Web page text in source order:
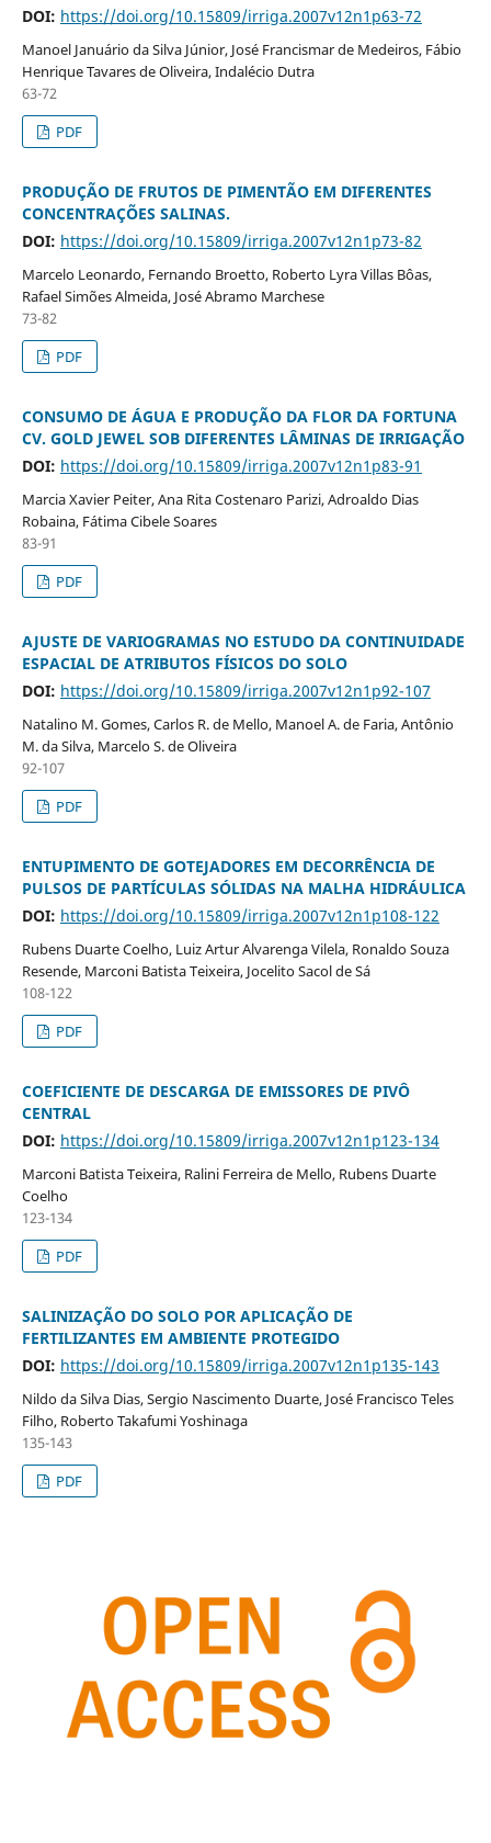
DOI: https://doi.org/10.15809/irriga.2007v12n1p63-72
Manoel Januário da Silva Júnior, José Francismar de Medeiros, Fábio
Henrique Tavares de Oliveira, Indalécio Dutra
63-72
PDF
PRODUÇÃO DE FRUTOS DE PIMENTÃO EM DIFERENTES
CONCENTRAÇÕES SALINAS.
DOI: https://doi.org/10.15809/irriga.2007v12n1p73-82
Marcelo Leonardo, Fernando Broetto, Roberto Lyra Villas Bôas,
Rafael Simões Almeida, José Abramo Marchese
73-82
PDF
CONSUMO DE ÁGUA E PRODUÇÃO DA FLOR DA FORTUNA
CV. GOLD JEWEL SOB DIFERENTES LÂMINAS DE IRRIGAÇÃO
DOI: https://doi.org/10.15809/irriga.2007v12n1p83-91
Marcia Xavier Peiter, Ana Rita Costenaro Parizi, Adroaldo Dias
Robaina, Fátima Cibele Soares
83-91
PDF
AJUSTE DE VARIOGRAMAS NO ESTUDO DA CONTINUIDADE
ESPACIAL DE ATRIBUTOS FÍSICOS DO SOLO
DOI: https://doi.org/10.15809/irriga.2007v12n1p92-107
Natalino M. Gomes, Carlos R. de Mello, Manoel A. de Faria, Antônio
M. da Silva, Marcelo S. de Oliveira
92-107
PDF
ENTUPIMENTO DE GOTEJADORES EM DECORRÊNCIA DE
PULSOS DE PARTÍCULAS SÓLIDAS NA MALHA HIDRÁULICA
DOI: https://doi.org/10.15809/irriga.2007v12n1p108-122
Rubens Duarte Coelho, Luiz Artur Alvarenga Vilela, Ronaldo Souza
Resende, Marconi Batista Teixeira, Jocelito Sacol de Sá
108-122
PDF
COEFICIENTE DE DESCARGA DE EMISSORES DE PIVÔ
CENTRAL
DOI: https://doi.org/10.15809/irriga.2007v12n1p123-134
Marconi Batista Teixeira, Ralini Ferreira de Mello, Rubens Duarte
Coelho
123-134
PDF
SALINIZAÇÃO DO SOLO POR APLICAÇÃO DE
FERTILIZANTES EM AMBIENTE PROTEGIDO
DOI: https://doi.org/10.15809/irriga.2007v12n1p135-143
Nildo da Silva Dias, Sergio Nascimento Duarte, José Francisco Teles
Filho, Roberto Takafumi Yoshinaga
135-143
PDF